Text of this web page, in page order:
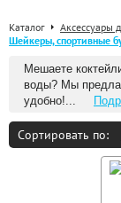
Каталог
Аксессуары
Шейкеры, спортивные
Мешаете
воды? Мы
удобно!...
Сортировать по: